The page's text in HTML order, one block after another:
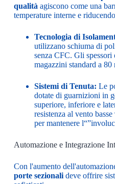
qualità agiscono come una
temperature interne e
Tecnologia di
utilizzano schiuma di
senza CFC. Gli
magazzini standard a
Sistemi di Tenuta: Le
dotate di guarnizioni in
superiore, inferiore e
resistenza al vento basse
per mantenere
Automazione e Integrazione
Con l'aumento
porte sezionalideve offrire